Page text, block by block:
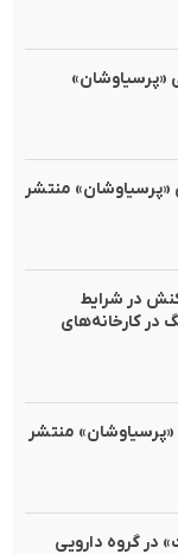
«پرسیاوشان»
«پرسیاوشان» منتشر
در شرایط
در کارخانه‌های
«پرسیاوشان» منتشر
در گروه دارویی